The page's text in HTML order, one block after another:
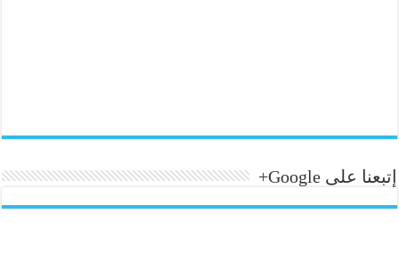
إتبعنا على Google+